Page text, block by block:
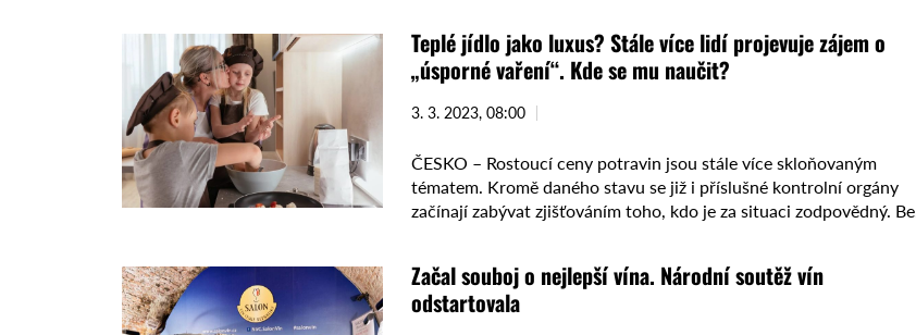
Teplé jídlo jako luxus? Stále více lidí projevuje zájem o
„úsporné vaření“. Kde se mu naučit?
3. 3. 2023, 08:00
ČESKO – Rostoucí ceny potravin jsou stále více skloňovaným
tématem. Kromě daného stavu se již i příslušné kontrolní orgány
začínají zabývat zjišťováním toho, kdo je za situaci zodpovědný. Bez
Začal souboj o nejlepší vína. Národní soutěž vín
odstartovala